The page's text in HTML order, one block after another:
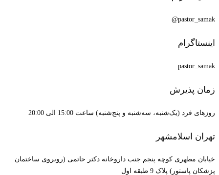
pastor_samak@
اینستاگرام
pastor_samak
زمان پذیرش
روزهای فرد (یک‌شنبه، سه‌شنبه و پنج‌شنبه) ساعت 15:00 الی 20:00
تهران اسلامشهر
خیابان مطهری کوچه پنجم جنب داروخانه دکتر حاتمی (روبروی ساختمان
پزشکان پاستور) پلاک 9 طبقه اول